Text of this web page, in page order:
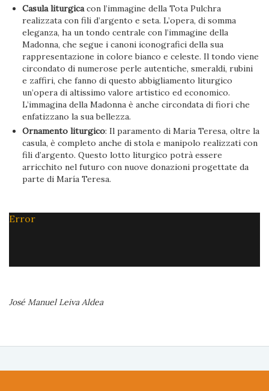
Casula liturgicacon l’immagine della Tota Pulchra
realizzata con fili d’argento e seta. L’opera, di somma
eleganza, ha un tondo centrale con l’immagine della
Madonna, che segue i canoni iconografici della sua
rappresentazione in colore bianco e celeste. Il tondo viene
circondato di numerose perle autentiche, smeraldi, rubini
e zaffiri, che fanno di questo abbigliamento liturgico
un’opera di altissimo valore artistico ed economico.
L’immagina della Madonna è anche circondata di fiori che
enfatizzano la sua bellezza.
Ornamento liturgico: Il paramento di Maria Teresa, oltre la
casula, è completo anche di stola e manipolo realizzati con
fili d’argento. Questo lotto liturgico potrà essere
arricchito nel futuro con nuove donazioni progettate da
parte di María Teresa.
Error
José Manuel Leiva Aldea